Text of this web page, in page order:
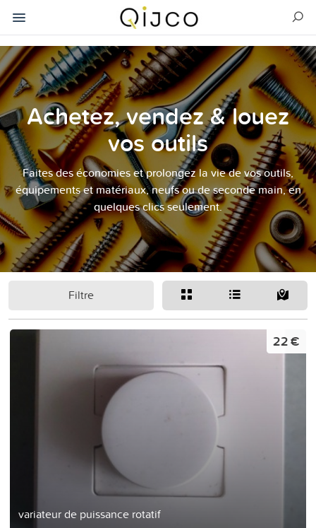
Achetez, vendez & louez
vos outils
Faites des économies et prolongez la vie de vos outils,
équipements et matériaux, neufs ou de seconde main, en
quelques clics seulement.
Filtre
variateur de puissance rotatif
22 €